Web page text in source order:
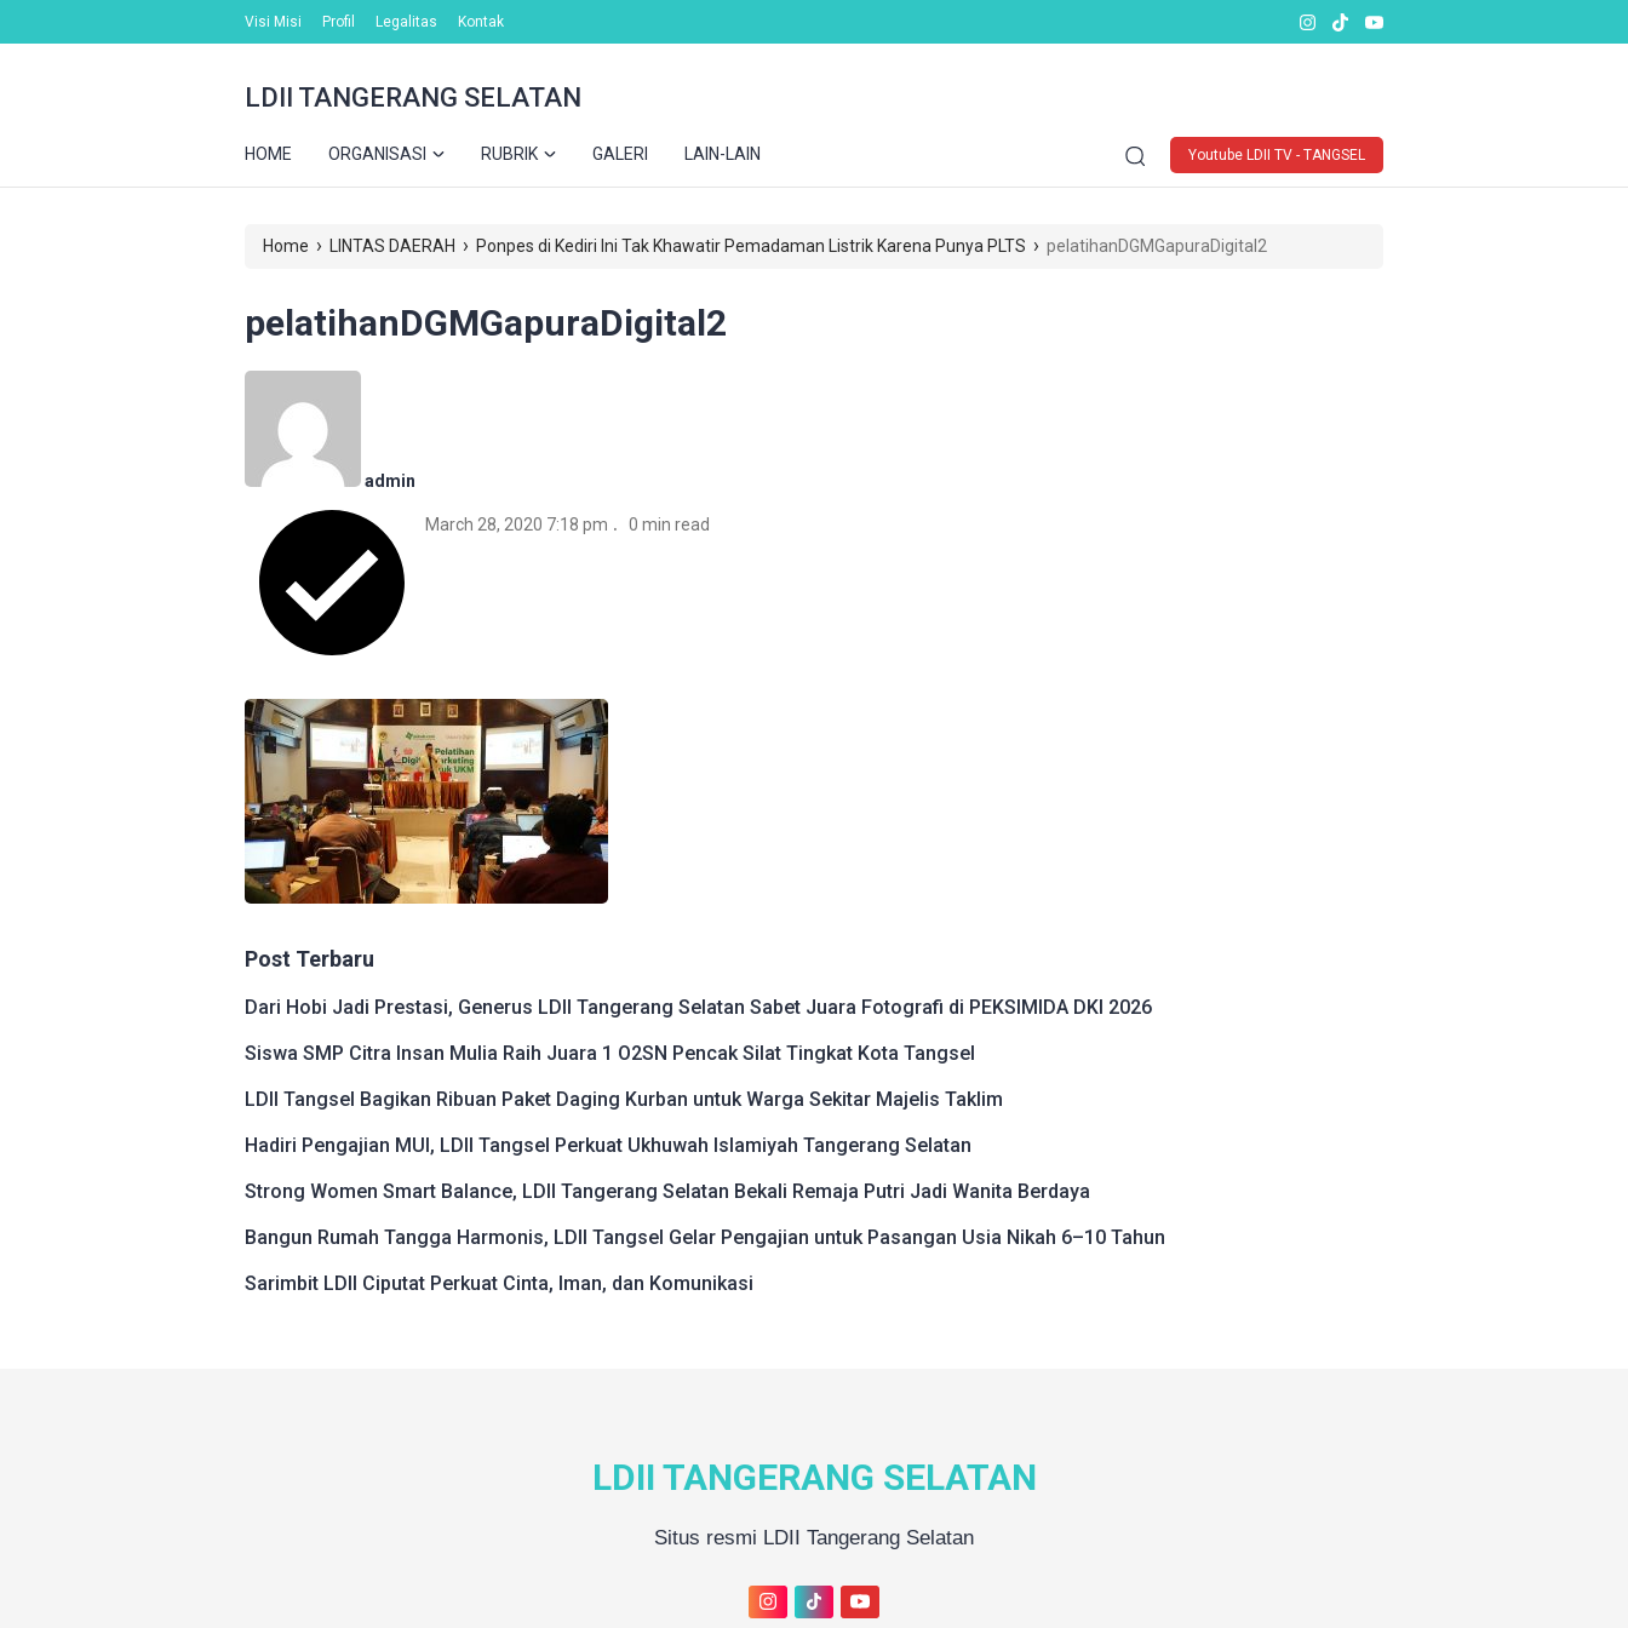
Visi Misi Profil Legalitas Kontak
LDII TANGERANG SELATAN
Youtube LDII TV - TANGSEL
HOME ORGANISASI RUBRIK GALERI LAIN-LAIN
Home › LINTAS DAERAH › Ponpes di Kediri Ini Tak Khawatir Pemadaman Listrik Karena Punya PLTS › pelatihanDGMGapuraDigital2
pelatihanDGMGapuraDigital2
admin
March 28, 2020 7:18 pm . 0 min read
Post Terbaru
Dari Hobi Jadi Prestasi, Generus LDII Tangerang Selatan Sabet Juara Fotografi di PEKSIMIDA DKI 2026
Siswa SMP Citra Insan Mulia Raih Juara 1 O2SN Pencak Silat Tingkat Kota Tangsel
LDII Tangsel Bagikan Ribuan Paket Daging Kurban untuk Warga Sekitar Majelis Taklim
Hadiri Pengajian MUI, LDII Tangsel Perkuat Ukhuwah Islamiyah Tangerang Selatan
Strong Women Smart Balance, LDII Tangerang Selatan Bekali Remaja Putri Jadi Wanita Berdaya
Bangun Rumah Tangga Harmonis, LDII Tangsel Gelar Pengajian untuk Pasangan Usia Nikah 6–10 Tahun
Sarimbit LDII Ciputat Perkuat Cinta, Iman, dan Komunikasi
LDII TANGERANG SELATAN
Situs resmi LDII Tangerang Selatan